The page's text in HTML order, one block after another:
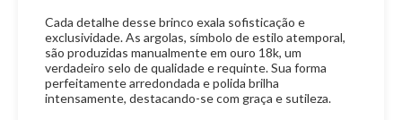
Cada detalhe desse brinco exala sofisticação e
exclusividade. As argolas, símbolo de estilo atemporal,
são produzidas manualmente em ouro 18k, um
verdadeiro selo de qualidade e requinte. Sua forma
perfeitamente arredondada e polida brilha
intensamente, destacando-se com graça e sutileza.